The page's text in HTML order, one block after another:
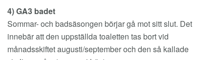
4) GA3 badet
Sommar- och badsäsongen börjar gå mot sitt slut. Det
innebär att den uppställda toaletten tas bort vid
månadsskiftet augusti/september och den så kallade